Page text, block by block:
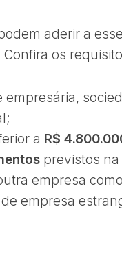
aderir a
os
a R$
previstos na
empresa
empresa